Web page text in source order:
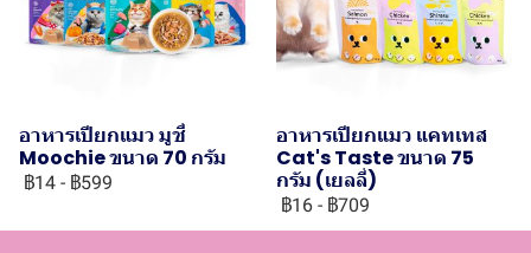
อาหารเปียกแมว มูชี่
Moochie ขนาด 70 กรัม
฿14 - ฿599
อาหารเปียกแมว แคทเทส
Cat's Taste ขนาด 75
กรัม (เยลลี่)
฿16 - ฿709